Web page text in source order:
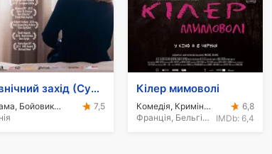
Північний захід (Сучасне кіно Данії)
Драма, Бойовик, Кримінал
7,5
Кілер мимоволі
Комедія, Кримінал
Франція, Бельгія, 2016
6,8
IMDb: 6,4